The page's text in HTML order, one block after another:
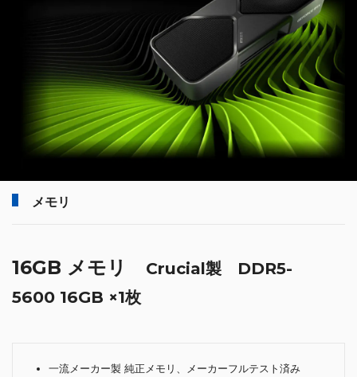
メモリ
16GB メモリ
Crucial製 DDR5-
5600 16GB ×1枚
一流メーカー製 純正メモリ、メーカーフルテスト済み